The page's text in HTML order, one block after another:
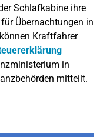
Schlafkabine ihre
Übernachtungen in
Kraftfahrer
in
mitteilt.